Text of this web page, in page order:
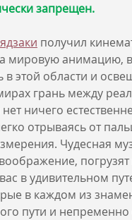
запрещен.
получил
мировую анимацию,
в этой области и
грань между
ничего
отрываясь от
Чудесная
в удивительном
в каждом из
пути и непременно